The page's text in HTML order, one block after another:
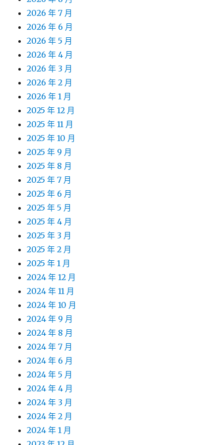
2026 年 7 月
2026 年 6 月
2026 年 5 月
2026 年 4 月
2026 年 3 月
2026 年 2 月
2026 年 1 月
2025 年 12 月
2025 年 11 月
2025 年 10 月
2025 年 9 月
2025 年 8 月
2025 年 7 月
2025 年 6 月
2025 年 5 月
2025 年 4 月
2025 年 3 月
2025 年 2 月
2025 年 1 月
2024 年 12 月
2024 年 11 月
2024 年 10 月
2024 年 9 月
2024 年 8 月
2024 年 7 月
2024 年 6 月
2024 年 5 月
2024 年 4 月
2024 年 3 月
2024 年 2 月
2024 年 1 月